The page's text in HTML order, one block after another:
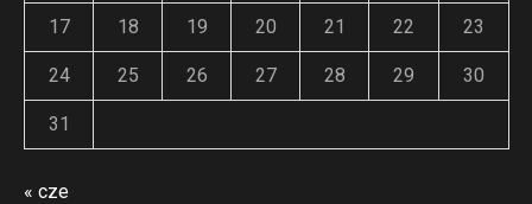
17 18 19 20 21 22 23
24 25 26 27 28 29 30
31
« cze